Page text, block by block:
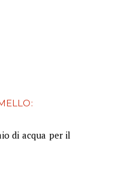
di acqua per il